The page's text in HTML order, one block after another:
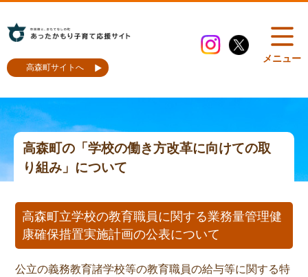
高森町サイトへ
メニュー
高森町の「学校の働き方改革に向けての取
り組み」について
高森町立学校の教育職員に関する業務量管理健
康確保措置実施計画の公表について
公立の義務教育諸学校等の教育職員の給与等に関する特